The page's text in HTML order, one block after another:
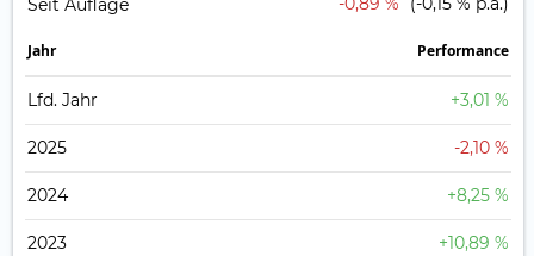
Seit Auflage
Jahr Perfor­mance
Lfd. Jahr +3,01 %
2025 -2,10 %
2024 +8,25 %
2023 +10,89 %